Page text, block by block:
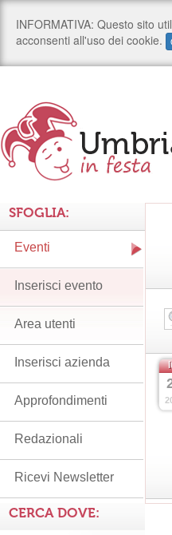
SFOGLIA:
Eventi
Inserisci evento
Area utenti
Inserisci azienda
Approfondimenti
Redazionali
Ricevi Newsletter
CERCA DOVE: